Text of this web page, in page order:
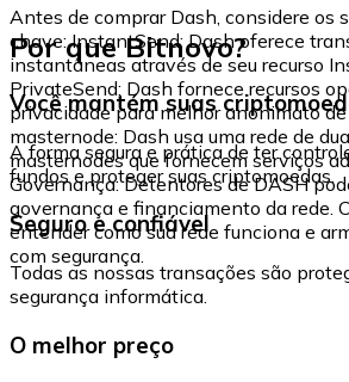
Antes de comprar Dash, considere os
chave: InstantSend: Dash oferece
instantâneas através de seu recurso
PrivateSend: Dash fornece recursos
privacidade para melhor anonimato
masternode: Dash usa uma rede de
masternodes que fornecem serviços
Governança: Detentores de DASH
governança e financiamento da rede.
entender como sua rede funciona e
com segurança.
Por que Bitnovo?
Você mantém suas
A forma segura e prática de ter
fundos e proteger suas criptomoedas.
Seguro e confiável
Todas as nossas transações são
segurança informática.
O melhor preço